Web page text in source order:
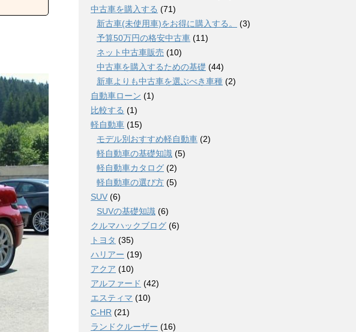
中古車を購入する (71)
新古車(未使用車)をお得に購入する。
(3)
予算50万円の格安中古車 (11)
ネット中古車販売 (10)
中古車を購入するための基礎 (44)
新車よりも中古車を選ぶべき車種 (2)
自動車ローン (1)
比較する (1)
軽自動車 (15)
モデル別おすすめ軽自動車 (2)
軽自動車の基礎知識 (5)
軽自動車カタログ (2)
軽自動車の選び方 (5)
SUV (6)
SUVの基礎知識 (6)
クルマハックブログ (6)
トヨタ (35)
ハリアー (19)
アクア (10)
アルファード (42)
エスティマ (10)
C-HR (21)
ランドクルーザー (16)